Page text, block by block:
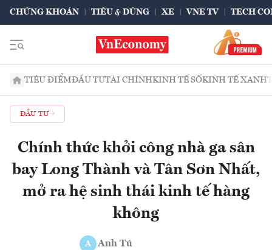
CHỨNG KHOÁN TIÊU & DÙNG XE VNE TV TECH
TIÊU ĐIỂMĐẦU TƯTÀI CHÍNHKINH TẾ SỐKINH TẾ XANH
ĐẦU TƯ
Chính thức khởi công nhà ga sân
bay Long Thành và Tân Sơn Nhất,
mở ra hệ sinh thái kinh tế hàng
không
A Anh Tú